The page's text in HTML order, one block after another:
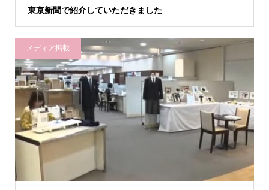
東京新聞で紹介していただきました
メディア掲載